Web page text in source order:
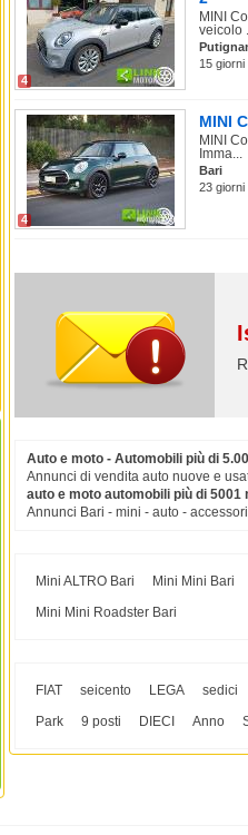
4
MINI
veicolo
15 giorni
4
MINI
MINI
Imma...
Bari
23 giorni
Auto e moto - Automobili più di
Annunci di vendita auto nuove e
auto e moto automobili più di 5001
Annunci Bari - mini - auto -
Mini ALTRO Bari
Mini Mini Bari
Mini Mini Roadster Bari
FIAT seicento LEGA
sedici
Park
9 posti DIECI Anno